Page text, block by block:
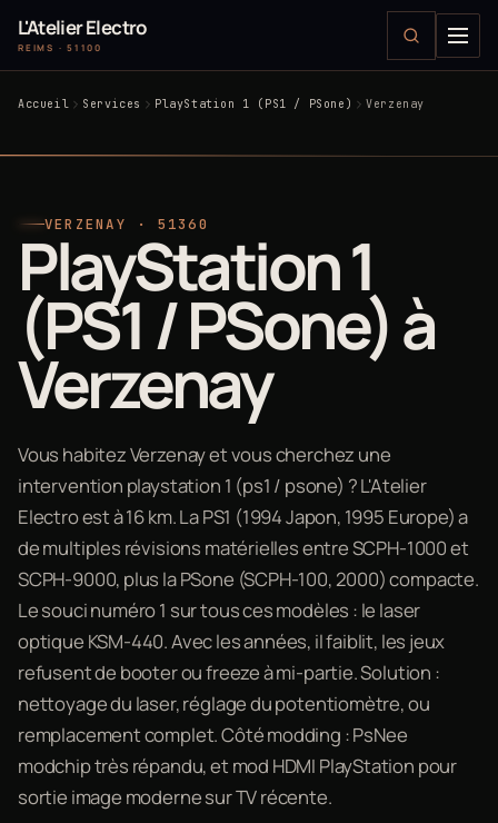
L'Atelier Electro
REIMS · 51100
Accueil Services PlayStation 1 (PS1 / PSone) Verzenay
VERZENAY · 51360
PlayStation 1
(PS1 / PSone) à
Verzenay
Vous habitez Verzenay et vous cherchez une
intervention playstation 1 (ps1 / psone) ? L'Atelier
Electro est à 16 km. La PS1 (1994 Japon, 1995 Europe) a
de multiples révisions matérielles entre SCPH-1000 et
SCPH-9000, plus la PSone (SCPH-100, 2000) compacte.
Le souci numéro 1 sur tous ces modèles : le laser
optique KSM-440. Avec les années, il faiblit, les jeux
refusent de booter ou freeze à mi-partie. Solution :
nettoyage du laser, réglage du potentiomètre, ou
remplacement complet. Côté modding : PsNee
modchip très répandu, et mod HDMI PlayStation pour
sortie image moderne sur TV récente.